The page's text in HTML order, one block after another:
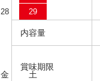
内容量
賞味期限
28
29
金 土